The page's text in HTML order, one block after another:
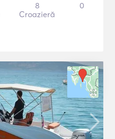
8
Croazieră
0